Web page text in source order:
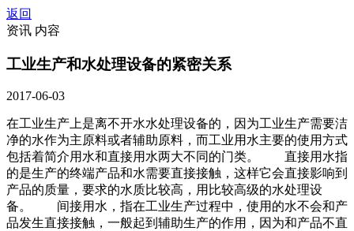
返回
资讯 内容
工业生产和水处理设备的紧密关系
2017-06-03
在工业生产上是离不开水水处理设备的，因为工业生产需要洁
净的水作为主原料或者辅助原料，而工业用水主要的使用方式
包括着简介用水和直接用水两大不同的门类。 直接用水指
的是生产的终端产品和水需要直接接触，这样它会直接影响到
产品的质量，要求的水质比较高，用比较高级的水处理设
备。 间接用水，指在工业生产过程中，使用的水不会和产
品发生直接接触，一般起到辅助生产的作用，因为和产品不直